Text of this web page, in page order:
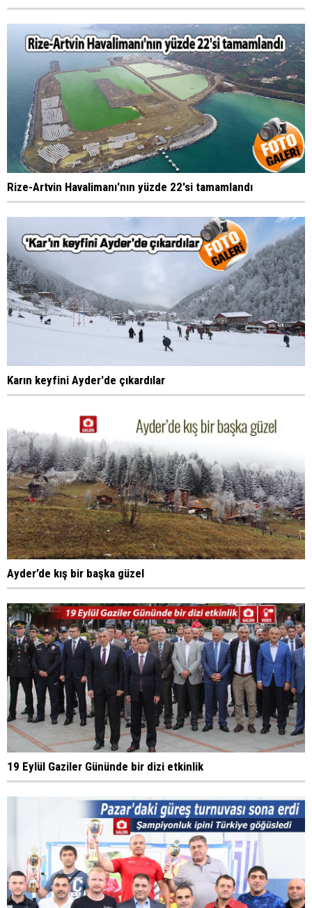
Rize-Artvin Havalimanı'nın yüzde 22'si tamamlandı
Karın keyfini Ayder'de çıkardılar
Ayder’de kış bir başka güzel
19 Eylül Gaziler Gününde bir dizi etkinlik